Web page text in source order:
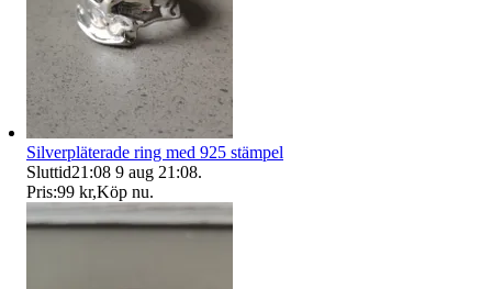
Silverpläterade ring med 925 stämpel
Sluttid21:08 9 aug 21:08.
Pris:99 kr,Köp nu.